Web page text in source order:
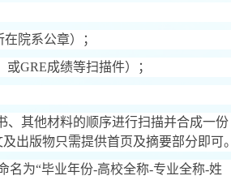
院系公章）；
或GRE成绩等扫描件）；
、其他材料的顺序进行扫描并合成一份
出版物只需提供首页及摘要部分即可。
名为“毕业年份-高校全称-专业全称-姓